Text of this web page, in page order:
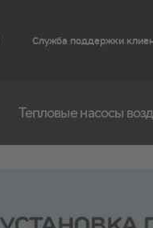
Служба поддержки
Тепловые насосы